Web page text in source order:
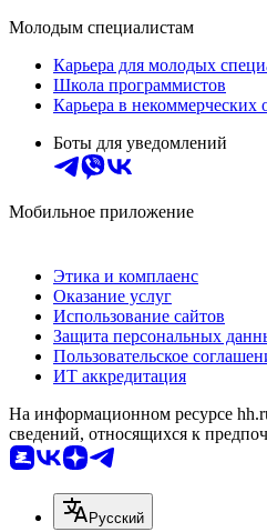
Молодым специалистам
Карьера для молодых
Школа программистов
Карьера в некоммерческих
Боты для уведомлений
Мобильное приложение
Этика и комплаенс
Оказание услуг
Использование сайтов
Защита персональных
Пользовательское
ИТ аккредитация
На информационном ресурсе
сведений, относящихся к
Русский